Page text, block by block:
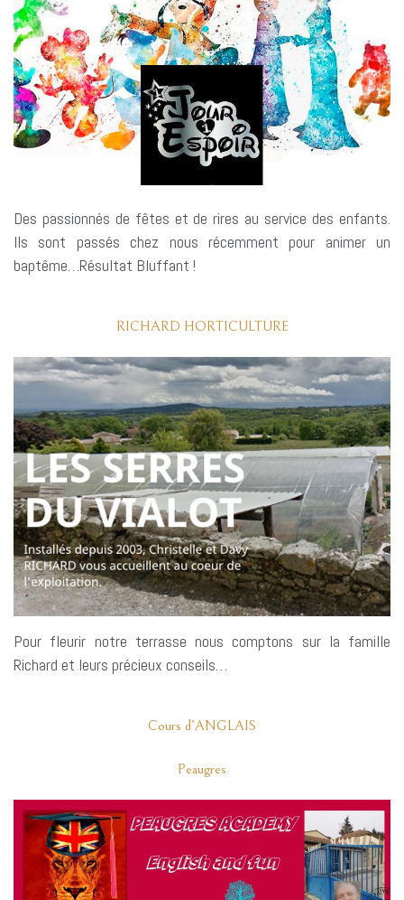
Des passionnés de fêtes et de rires au service des enfants.
Ils sont passés chez nous récemment pour animer un
baptême…Résultat Bluffant !
RICHARD HORTICULTURE
Pour fleurir notre terrasse nous comptons sur la famille
Richard et leurs précieux conseils…
Cours d’ANGLAIS
Peaugres